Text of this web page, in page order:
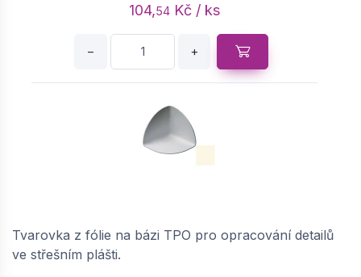
104,54 Kč / ks
− +
Kč / ks
Tvarovka z fólie na bázi TPO pro opracování detailů
ve střešním plášti.